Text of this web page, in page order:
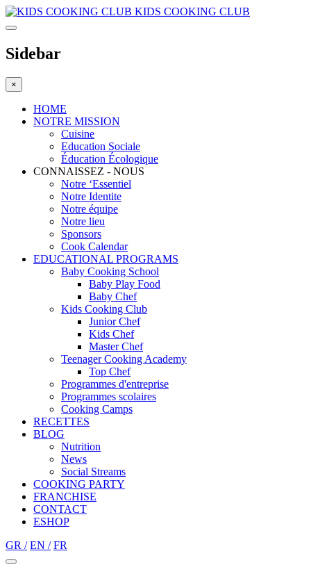
KIDS COOKING CLUB
Sidebar
×
HOME
NOTRE MISSION
Cuisine
Education Sociale
Éducation Écologique
CONNAISSEZ - NOUS
Notre ‘Essentiel
Notre Identite
Notre équipe
Notre lieu
Sponsors
Cook Calendar
EDUCATIONAL PROGRAMS
Baby Cooking School
Baby Play Food
Baby Chef
Kids Cooking Club
Junior Chef
Kids Chef
Master Chef
Teenager Cooking Academy
Top Chef
Programmes d'entreprise
Programmes scolaires
Cooking Camps
RECETTES
BLOG
Nutrition
Νews
Social Streams
COOKING PARTY
FRANCHISE
CONTACT
ESHOP
GR / EN / FR